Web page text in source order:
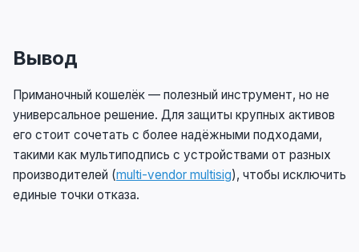
Вывод
Приманочный кошелёк — полезный инструмент, но не
универсальное решение. Для защиты крупных активов
его стоит сочетать с более надёжными подходами,
такими как мультиподпись с устройствами от разных
производителей (multi-vendor multisig), чтобы исключить
единые точки отказа.